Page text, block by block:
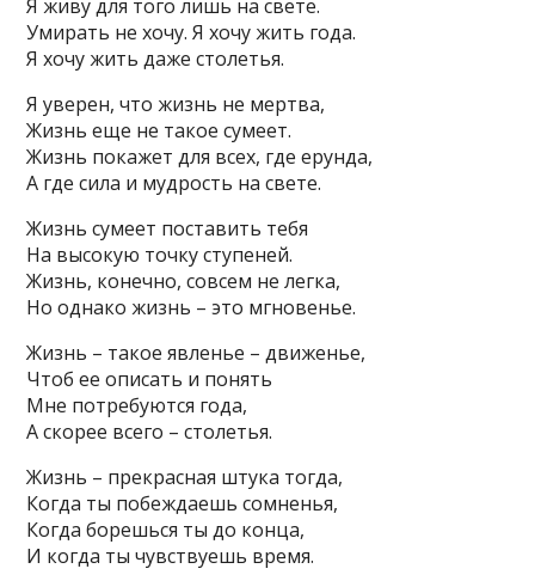
Я живу для того лишь на свете.
Умирать не хочу. Я хочу жить года.
Я хочу жить даже столетья.
Я уверен, что жизнь не мертва,
Жизнь еще не такое сумеет.
Жизнь покажет для всех, где ерунда,
А где сила и мудрость на свете.
Жизнь сумеет поставить тебя
На высокую точку ступеней.
Жизнь, конечно, совсем не легка,
Но однако жизнь – это мгновенье.
Жизнь – такое явленье – движенье,
Чтоб ее описать и понять
Мне потребуются года,
А скорее всего – столетья.
Жизнь – прекрасная штука тогда,
Когда ты побеждаешь сомненья,
Когда борешься ты до конца,
И когда ты чувствуешь время.